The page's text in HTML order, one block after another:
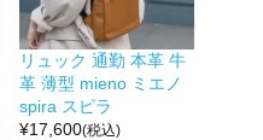
リュック 通勤 本革 牛
革 薄型 mieno ミエノ
spira スピラ
¥17,600(税込)